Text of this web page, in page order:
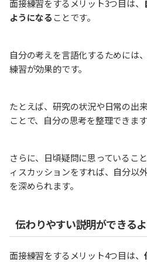
面接練習をするメリット3つ目は、
ようになることです。
自分の考えを言語化するためには
練習が効果的です。
たとえば、研究の状況や日常の出
ことで、自分の思考を整理できます
さらに、日頃疑問に思っているこ
ィスカッションをすれば、自分以
を深められます。
伝わりやすい説明ができる
面接練習をするメリット4つ目は、